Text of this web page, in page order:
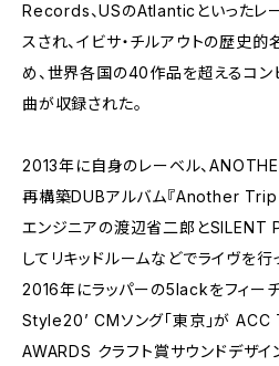
Records、USのAtlanticといったレ
スされ、イビサ・チルアウトの歴史
め、世界各国の40作品を超えるコン
曲が収録された。
2013年に自身のレーベル、
再構築DUBアルバム『Another Trip
エンジニアの渡辺省二郎と
してリキッドルームなどでライヴを行
2016年にラッパーの5lackをフィー
Style20’ CMソング「東京」が
AWARDS クラフト賞サウンドデザイ